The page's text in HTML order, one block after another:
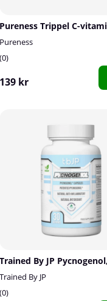
Pureness
0
139 kr
Trained By JP
0